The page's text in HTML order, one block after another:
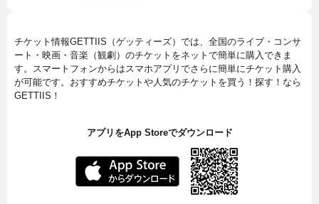
チケット情報GETTIIS（ゲッティーズ）では、全国のライブ・コンサ
ート・映画・音楽（観劇）のチケットをネットで簡単に購入できま
す。スマートフォンからはスマホアプリでさらに簡単にチケット購入
が可能です。おすすめチケットや人気のチケットを買う！探す！なら
GETTIIS！
アプリをApp Storeでダウンロード